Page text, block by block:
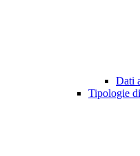
Dati
Tipologie